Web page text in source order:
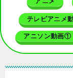
テレビアニメ
アニソン動画①